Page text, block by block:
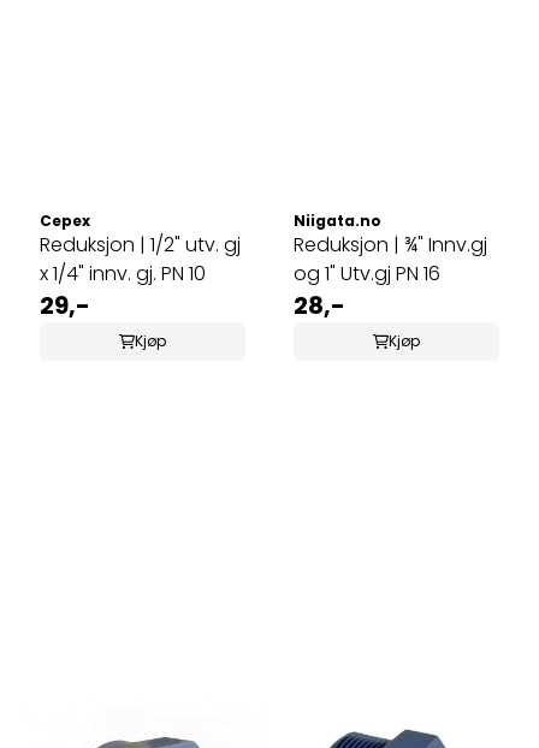
Cepex
Reduksjon | 1/2" utv. gj
x 1/4" innv. gj. PN 10
29,-
Kjøp
Niigata.no
Reduksjon | ¾" Innv.gj
og 1" Utv.gj PN 16
28,-
Kjøp